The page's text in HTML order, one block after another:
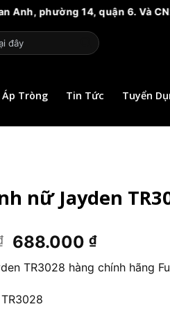
14, quận 6. Và CN2 tại
Áp Tròng Tin Tức Tuyển
nữ Jayden
Giá
gốc
là:
860.000 ₫.
688.000₫Giá
hiện
tại
TR3028 hàng chính hãng